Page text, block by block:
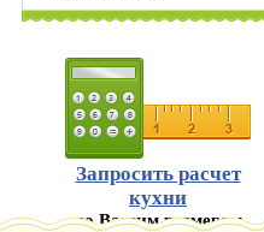
Запросить расчет
кухни
по Вашим размерам